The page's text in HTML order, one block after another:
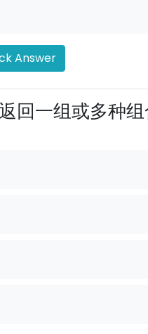
Answer
回一组或多种